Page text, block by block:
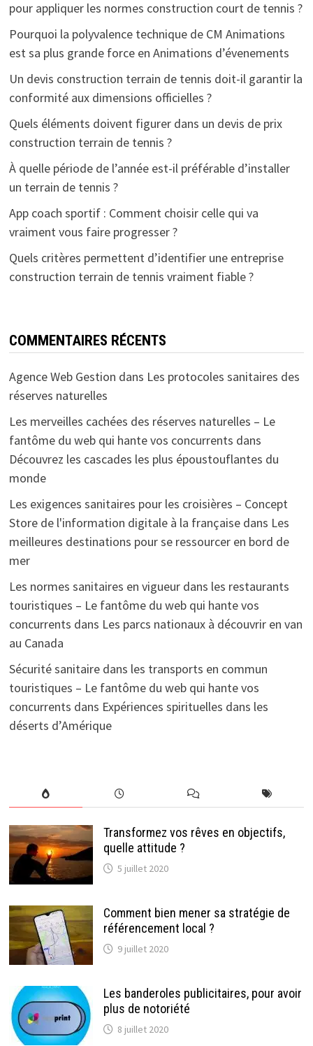
pour appliquer les normes construction court de tennis ?
Pourquoi la polyvalence technique de CM Animations
est sa plus grande force en Animations d’évenements
Un devis construction terrain de tennis doit-il garantir la
conformité aux dimensions officielles ?
Quels éléments doivent figurer dans un devis de prix
construction terrain de tennis ?
À quelle période de l’année est-il préférable d’installer
un terrain de tennis ?
App coach sportif : Comment choisir celle qui va
vraiment vous faire progresser ?
Quels critères permettent d’identifier une entreprise
construction terrain de tennis vraiment fiable ?
COMMENTAIRES RÉCENTS
Agence Web Gestion dans Les protocoles sanitaires des
réserves naturelles
Les merveilles cachées des réserves naturelles – Le
fantôme du web qui hante vos concurrents dans
Découvrez les cascades les plus époustouflantes du
monde
Les exigences sanitaires pour les croisières – Concept
Store de l'information digitale à la françaisedans Les
meilleures destinations pour se ressourcer en bord de
mer
Les normes sanitaires en vigueur dans les restaurants
touristiques – Le fantôme du web qui hante vos
concurrents dans Les parcs nationaux à découvrir en van
au Canada
Sécurité sanitaire dans les transports en commun
touristiques – Le fantôme du web qui hante vos
concurrents dans Expériences spirituelles dans les
déserts d’Amérique
Transformez vos rêves en objectifs,
quelle attitude ?
5 juillet 2020
Comment bien mener sa stratégie de
référencement local ?
9 juillet 2020
Les banderoles publicitaires, pour avoir
plus de notoriété
8 juillet 2020